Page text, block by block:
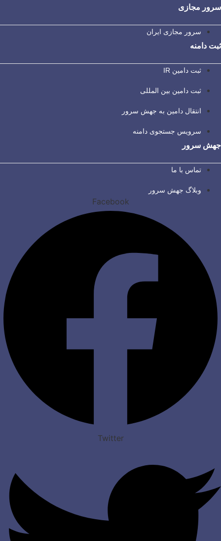
سرور مجازی
سرور مجازی ایران
ثبت دامنه
ثبت دامین IR
ثبت دامین بین المللی
انتقال دامین به جهش سرور
سرویس جستجوی دامنه
جهش سرور
تماس با ما
وبلاگ جهش سرور
Facebook
Twitter